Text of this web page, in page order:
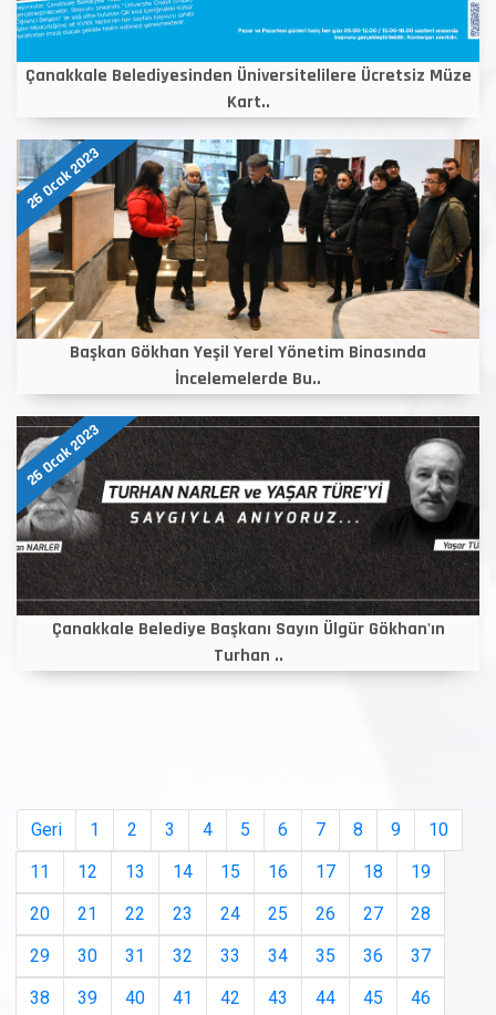
Çanakkale Belediyesinden Üniversitelilere Ücretsiz Müze
Kart..
26 Ocak 2023
Başkan Gökhan Yeşil Yerel Yönetim Binasında
İncelemelerde Bu..
26 Ocak 2023
Çanakkale Belediye Başkanı Sayın Ülgür Gökhan'ın
Turhan ..
Geri 1 2 3 4 5 6 7 8 9
10
11
12 13 14 15 16 17 18
19
20
21 22 23 24 25 26 27
28
29
30 31 32 33 34 35 36
37
38
39 40 41 42 43 44 45
46